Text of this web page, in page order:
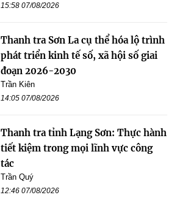
15:58 07/08/2026
Thanh tra Sơn La cụ thể hóa lộ trình
phát triển kinh tế số, xã hội số giai
đoạn 2026-2030
Trần Kiên
14:05 07/08/2026
Thanh tra tỉnh Lạng Sơn: Thực hành
tiết kiệm trong mọi lĩnh vực công
tác
Trần Quý
12:46 07/08/2026